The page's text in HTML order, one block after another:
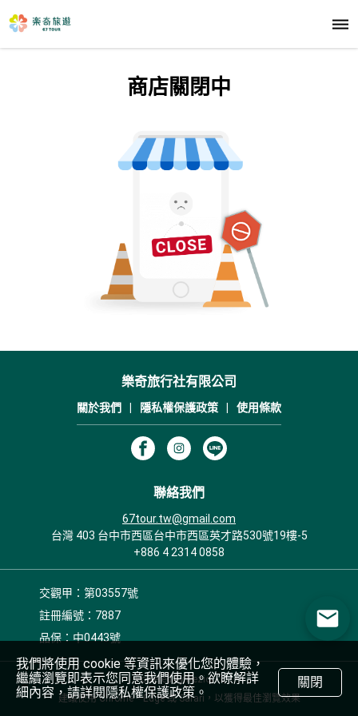
商店關閉中
樂奇旅行社有限公司
關於我們 隱私權保護政策 使用條款
聯絡我們
67tour.tw@gmail.com
台灣 403 台中市西區台中市西區英才路530號19樓-5
+886 4 2314 0858
交觀甲：第03557號
註冊編號：7887
品保：中0443號
Powered by Rezio
建議使用 Chrome、Edge 或 Safari，以獲得最佳瀏覽效果
我們將使用 cookie 等資訊來優化您的體驗，
繼續瀏覽即表示您同意我們使用。欲瞭解詳
細內容，請詳閱隱私權保護政策。
關閉